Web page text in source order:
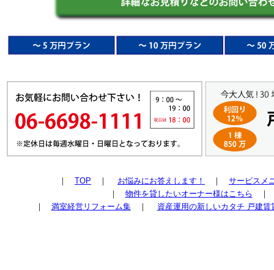
｜ TOP ｜ お悩みにお答えします！ ｜ サービスメ
｜ 物件を貸したいオーナー様はこちら
｜ 満室経営リフォーム集｜ 資産運用の新しいカタチ 戸建賃